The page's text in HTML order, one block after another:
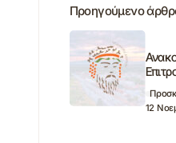
Προηγούμενο
12